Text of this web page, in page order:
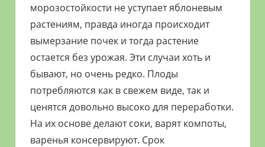
морозостойкости не уступает яблоневым
растениям, правда иногда происходит
вымерзание почек и тогда растение
остается без урожая. Эти случаи хоть и
бывают, но очень редко. Плоды
потребляются как в свежем виде, так и
ценятся довольно высоко для переработки.
На их основе делают соки, варят компоты,
варенья консервируют. Срок